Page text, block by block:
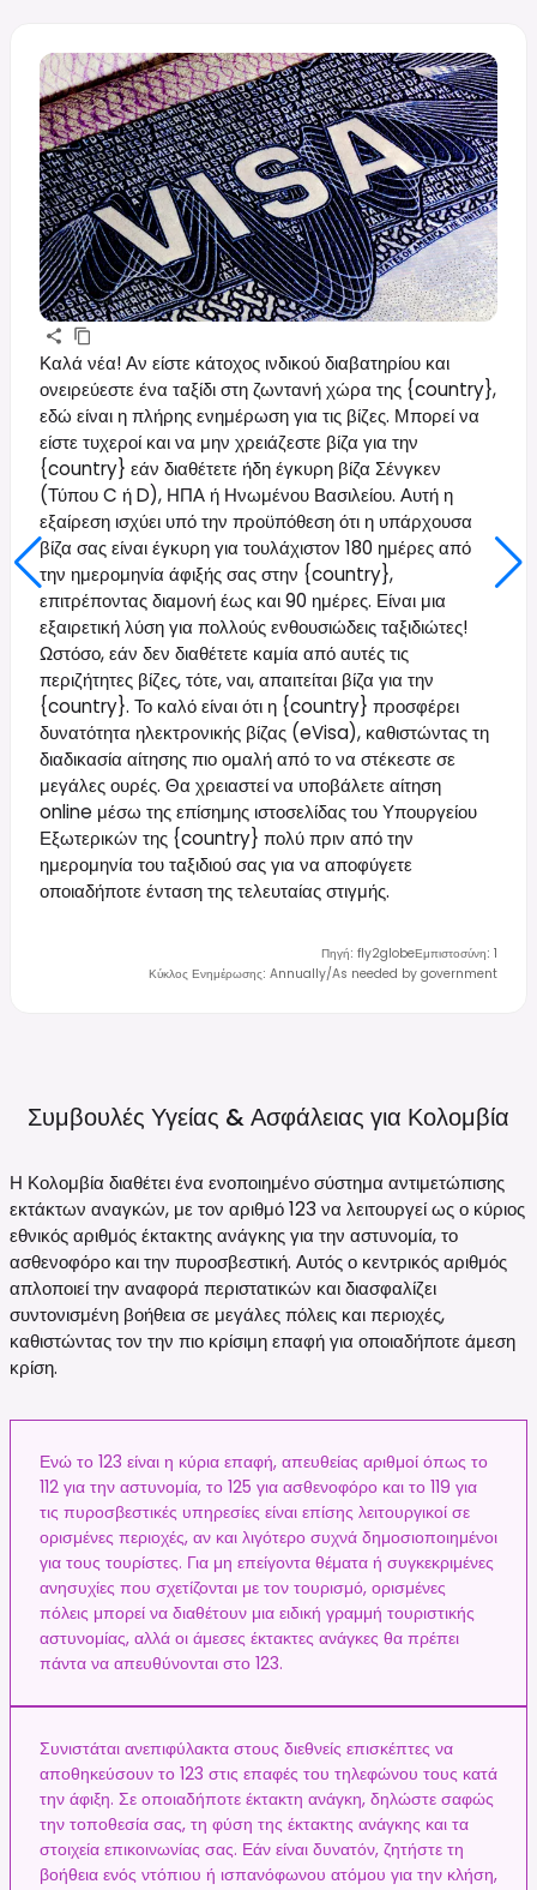
Καλά νέα! Αν είστε κάτοχος ινδικού διαβατηρίου και
ονειρεύεστε ένα ταξίδι στη ζωντανή χώρα της {country},
εδώ είναι η πλήρης ενημέρωση για τις βίζες. Μπορεί να
είστε τυχεροί και να μην χρειάζεστε βίζα για την
{country} εάν διαθέτετε ήδη έγκυρη βίζα Σένγκεν
(Τύπου C ή D), ΗΠΑ ή Ηνωμένου Βασιλείου. Αυτή η
εξαίρεση ισχύει υπό την προϋπόθεση ότι η υπάρχουσα
βίζα σας είναι έγκυρη για τουλάχιστον 180 ημέρες από
την ημερομηνία άφιξής σας στην {country},
επιτρέποντας διαμονή έως και 90 ημέρες. Είναι μια
εξαιρετική λύση για πολλούς ενθουσιώδεις ταξιδιώτες!
Ωστόσο, εάν δεν διαθέτετε καμία από αυτές τις
περιζήτητες βίζες, τότε, ναι, απαιτείται βίζα για την
{country}. Το καλό είναι ότι η {country} προσφέρει
δυνατότητα ηλεκτρονικής βίζας (eVisa), καθιστώντας τη
διαδικασία αίτησης πιο ομαλή από το να στέκεστε σε
μεγάλες ουρές. Θα χρειαστεί να υποβάλετε αίτηση
online μέσω της επίσημης ιστοσελίδας του Υπουργείου
Εξωτερικών της {country} πολύ πριν από την
ημερομηνία του ταξιδιού σας για να αποφύγετε
οποιαδήποτε ένταση της τελευταίας στιγμής.
Πηγή: fly2globeΕμπιστοσύνη: 1
Κύκλος Ενημέρωσης: Annually/As needed by government
Συμβουλές Υγείας & Ασφάλειας για Κολομβία
Η Κολομβία διαθέτει ένα ενοποιημένο σύστημα αντιμετώπισης
εκτάκτων αναγκών, με τον αριθμό 123 να λειτουργεί ως ο κύριος
εθνικός αριθμός έκτακτης ανάγκης για την αστυνομία, το
ασθενοφόρο και την πυροσβεστική. Αυτός ο κεντρικός αριθμός
απλοποιεί την αναφορά περιστατικών και διασφαλίζει
συντονισμένη βοήθεια σε μεγάλες πόλεις και περιοχές,
καθιστώντας τον την πιο κρίσιμη επαφή για οποιαδήποτε άμεση
κρίση.
Ενώ το 123 είναι η κύρια επαφή, απευθείας αριθμοί όπως το
112 για την αστυνομία, το 125 για ασθενοφόρο και το 119 για
τις πυροσβεστικές υπηρεσίες είναι επίσης λειτουργικοί σε
ορισμένες περιοχές, αν και λιγότερο συχνά δημοσιοποιημένοι
για τους τουρίστες. Για μη επείγοντα θέματα ή συγκεκριμένες
ανησυχίες που σχετίζονται με τον τουρισμό, ορισμένες
πόλεις μπορεί να διαθέτουν μια ειδική γραμμή τουριστικής
αστυνομίας, αλλά οι άμεσες έκτακτες ανάγκες θα πρέπει
πάντα να απευθύνονται στο 123.
Συνιστάται ανεπιφύλακτα στους διεθνείς επισκέπτες να
αποθηκεύσουν το 123 στις επαφές του τηλεφώνου τους κατά
την άφιξη. Σε οποιαδήποτε έκτακτη ανάγκη, δηλώστε σαφώς
την τοποθεσία σας, τη φύση της έκτακτης ανάγκης και τα
στοιχεία επικοινωνίας σας. Εάν είναι δυνατόν, ζητήστε τη
βοήθεια ενός ντόπιου ή ισπανόφωνου ατόμου για την κλήση,